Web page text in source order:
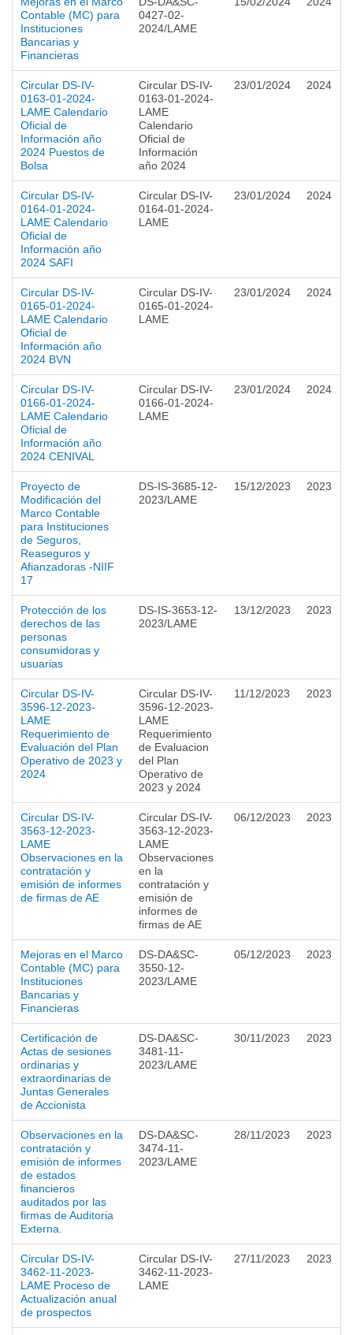
Contable (MC) para
Instituciones
Bancarias y
Financieras
0427-02-
2024/LAME
Circular DS-IV-
0163-01-2024-
LAME Calendario
Oficial de
Información año
2024 Puestos de
Bolsa
Circular DS-IV-
0163-01-2024-
LAME
Calendario
Oficial de
Información
año 2024
23/01/2024 2024
Circular DS-IV-
0164-01-2024-
LAME Calendario
Oficial de
Información año
2024 SAFI
Circular DS-IV-
0164-01-2024-
LAME
23/01/2024 2024
Circular DS-IV-
0165-01-2024-
LAME Calendario
Oficial de
Información año
2024 BVN
Circular DS-IV-
0165-01-2024-
LAME
23/01/2024 2024
Circular DS-IV-
0166-01-2024-
LAME Calendario
Oficial de
Información año
2024 CENIVAL
Circular DS-IV-
0166-01-2024-
LAME
23/01/2024 2024
Proyecto de
Modificación del
Marco Contable
para Instituciones
de Seguros,
Reaseguros y
Afianzadoras -NIIF
17
DS-IS-3685-12-
2023/LAME
15/12/2023 2023
Protección de los
derechos de las
personas
consumidoras y
usuarias
DS-IS-3653-12-
2023/LAME
13/12/2023 2023
Circular DS-IV-
3596-12-2023-
LAME
Requerimiento de
Evaluación del Plan
Operativo de 2023 y
2024
Circular DS-IV-
3596-12-2023-
LAME
Requerimiento
de Evaluacion
del Plan
Operativo de
2023 y 2024
11/12/2023 2023
Circular DS-IV-
3563-12-2023-
LAME
Observaciones en la
contratación y
emisión de informes
de firmas de AE
Circular DS-IV-
3563-12-2023-
LAME
Observaciones
en la
contratación y
emisión de
informes de
firmas de AE
06/12/2023 2023
Mejoras en el Marco
Contable (MC) para
Instituciones
Bancarias y
Financieras
DS-DA&SC-
3550-12-
2023/LAME
05/12/2023 2023
Certificación de
Actas de sesiones
ordinarias y
extraordinarias de
Juntas Generales
de Accionista
DS-DA&SC-
3481-11-
2023/LAME
30/11/2023 2023
Observaciones en la
contratación y
emisión de informes
de estados
financieros
auditados por las
firmas de Auditoria
Externa.
DS-DA&SC-
3474-11-
2023/LAME
28/11/2023 2023
Circular DS-IV-
3462-11-2023-
LAME Proceso de
Actualización anual
de prospectos
Circular DS-IV-
3462-11-2023-
LAME
27/11/2023 2023